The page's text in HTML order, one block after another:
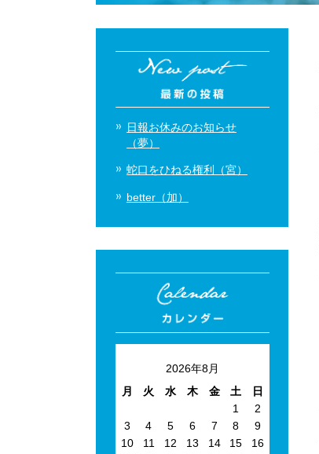
日報お休みのお知らせ
（夢）
蛇口をひねる権利（宮）
better（加）
2026年8月
月
火 水 木 金 土
日
1
2
3
4 5 6 7 8
9
10
11 12 13 14 15
16